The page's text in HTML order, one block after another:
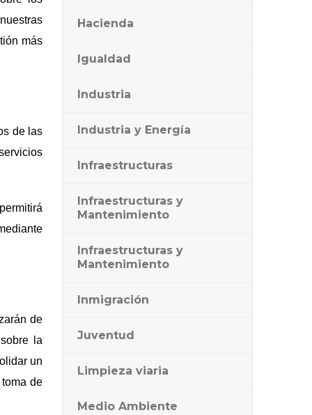
n más
de las
á
án de
la
un
de
Hacienda
Igualdad
Industria
Industria y Energía
Infraestructuras
Infraestructuras y
Mantenimiento
Infraestructuras y
Mantenimiento
Inmigración
Juventud
Limpieza viaria
Medio Ambiente